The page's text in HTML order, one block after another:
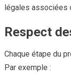
légales associées
Respect
Chaque étape du
Par exemple :